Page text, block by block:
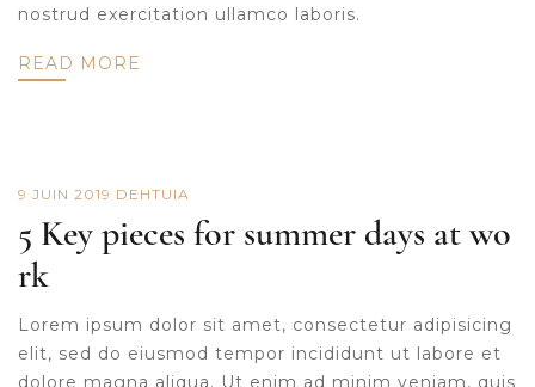
nostrud exercitation ullamco laboris.
READ MORE
9 JUIN 2019 DE HTUIA
5 Key pieces for summer days at wo
rk
Lorem ipsum dolor sit amet, consectetur adipisicing
elit, sed do eiusmod tempor incididunt ut labore et
dolore magna aliqua. Ut enim ad minim veniam, quis